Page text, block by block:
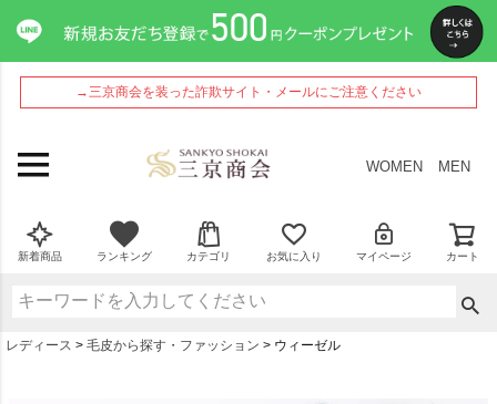
→三京商会を装った詐欺サイト・メールにご注意ください
WOMEN MEN
新着商品 ランキング カテゴリ お気に入り マイページ カート
レディース 毛皮から探す・ファッション ウィーゼル